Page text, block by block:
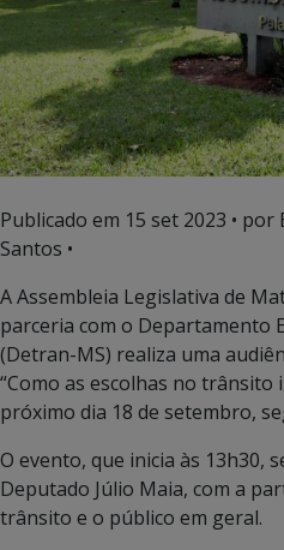
Publicado em 15 set 2023 • por
Santos •
A Assembleia Legislativa de
parceria com o Departamento
(Detran-MS) realiza uma
“Como as escolhas no trânsito
próximo dia 18 de setembro,
O evento, que inicia às 13h30,
Deputado Júlio Maia, com a
trânsito e o público em geral.